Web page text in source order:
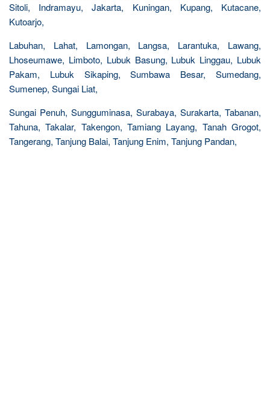
Sitoli, Indramayu, Jakarta, Kuningan, Kupang, Kutacane,
Kutoarjo,
Labuhan, Lahat, Lamongan, Langsa, Larantuka, Lawang,
Lhoseumawe, Limboto, Lubuk Basung, Lubuk Linggau, Lubuk
Pakam, Lubuk Sikaping, Sumbawa Besar, Sumedang,
Sumenep, Sungai Liat,
Sungai Penuh, Sungguminasa, Surabaya, Surakarta, Tabanan,
Tahuna, Takalar, Takengon, Tamiang Layang, Tanah Grogot,
Tangerang, Tanjung Balai, Tanjung Enim, Tanjung Pandan,